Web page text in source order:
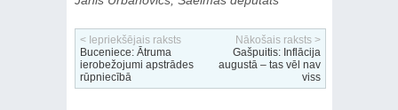
< Iepriekšējais raksts
Buceniece: Ātruma
ierobežojumi apstrādes
rūpniecībā
Nākošais raksts >
Gašpuitis: Inflācija
augustā – tas vēl nav
viss